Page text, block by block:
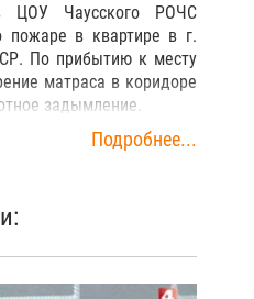
ЦОУ Чаусского РОЧС
пожаре в квартире в г.
По прибытию к месту
матраса в коридоре
задымление.
Подробнее...